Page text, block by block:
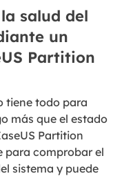
salud del
un
Partition
tiene todo para
más que el estado
Partition
para comprobar el
sistema y puede